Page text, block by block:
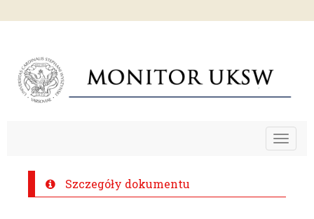
Toggle
Szczegóły dokumentu